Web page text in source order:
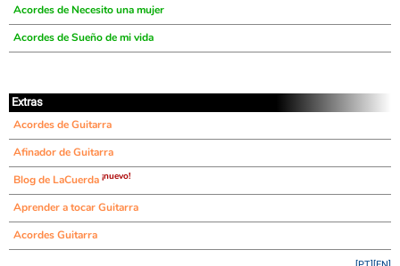
Acordes de Necesito una mujer
Acordes de Sueño de mi vida
Extras
Acordes de Guitarra
Afinador de Guitarra
Blog de LaCuerda ¡nuevo!
Aprender a tocar Guitarra
Acordes Guitarra